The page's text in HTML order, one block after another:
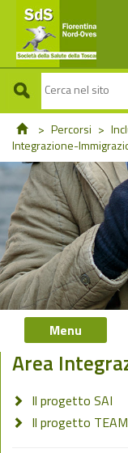
> Percorsi >
Integrazione-
Menu
Area
Il progetto SAI
Il progetto